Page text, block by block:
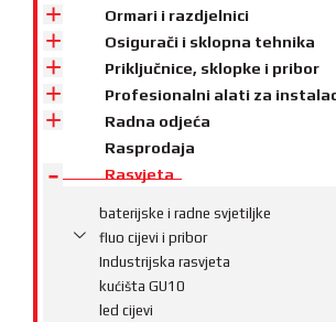
Ormari i razdjelnici
Osigurači i sklopna tehnika
Priključnice, sklopke i pribor
Profesionalni alati za
Radna odjeća
Rasprodaja
Rasvjeta
baterijske i radne svjetiljke
fluo cijevi i pribor
Industrijska rasvjeta
kućišta GU10
led cijevi